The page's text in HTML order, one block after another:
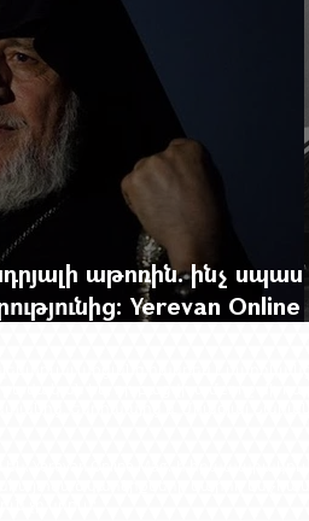
աթոռին. ինչ սպասել
Yerevan Online